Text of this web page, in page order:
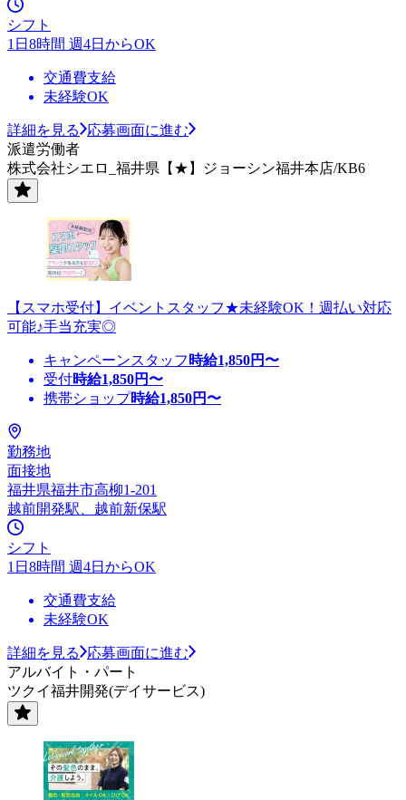
シフト
1日8時間 週4日からOK
交通費支給
未経験OK
詳細を見る
応募画面に進む
派遣労働者
株式会社シエロ_福井県【★】ジョーシン福井本店/KB6
【スマホ受付】イベントスタッフ★未経験OK！週払い対応
可能♪手当充実◎
キャンペーンスタッフ 時給1,850円〜
受付時給1,850円〜
携帯ショップ時給1,850円〜
勤務地
面接地
福井県福井市高柳1-201
越前開発駅、越前新保駅
シフト
1日8時間 週4日からOK
交通費支給
未経験OK
詳細を見る
応募画面に進む
アルバイト・パート
ツクイ福井開発(デイサービス)